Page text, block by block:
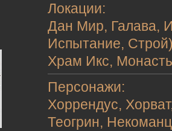
Локации:
Дан Мир, Галава,
Испытание,
Храм Икс,
Персонажи:
Хоррендус,
Теогрин,